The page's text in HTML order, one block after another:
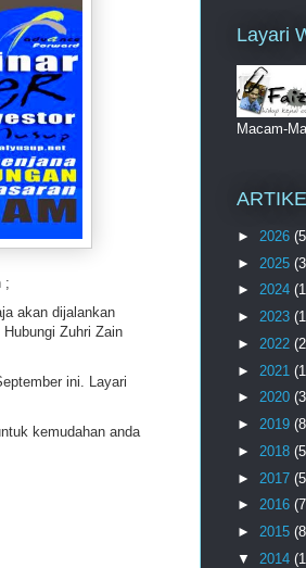
;
akan dijalankan
Zuhri Zain
ini. Layari
kemudahan anda
Layari
Macam-
► 2026
► 2025
► 2024
► 2023
► 2022
► 2021
► 2020
► 2019
► 2018
► 2017
► 2016
► 2015
▼ 2014